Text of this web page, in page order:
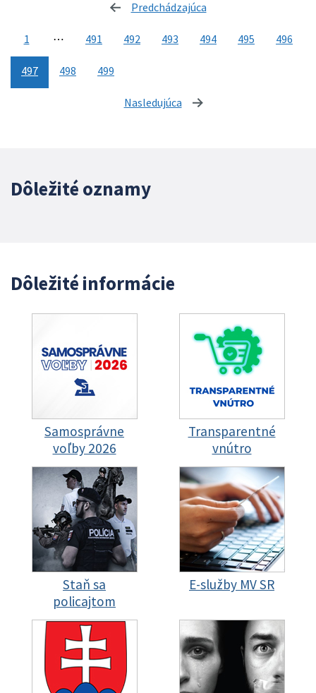
Predchádzajúca
1 ⋯ 491 492 493 494 495 496
497 498 499
Nasledujúca stránka
Dôležité oznamy
Dôležité informácie
Samosprávne
voľby 2026
Transparentné
vnútro
Staň sa
policajtom
E-služby MV SR